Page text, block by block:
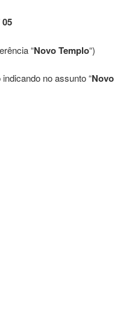
05
“Novo Templo“)
no assunto “Novo